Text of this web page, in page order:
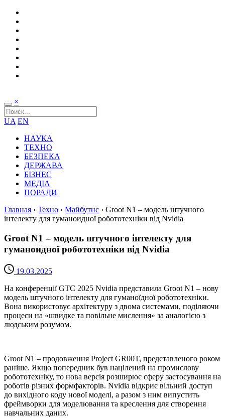
×
UA EN
НАУКА
ТЕХНО
БЕЗПЕКА
ДЕРЖАВА
БІЗНЕС
МЕДІА
ПОРАДИ
Главная › Техно › Майбутнє › Groot N1 – модель штучного
інтелекту для гуманоидної робототехніки від Nvidia
Groot N1 – модель штучного інтелекту для
гуманоидної робототехніки від Nvidia
19.03.2025
На конференції GTC 2025 Nvidia представила Groot N1 – нову
модель штучного інтелекту для гуманоїдної робототехніки.
Вона використовує архітектуру з двома системами, поділяючи
процеси на «швидке та повільне мислення» за аналогією з
людським розумом.
Groot N1 – продовження Project GR00T, представленого роком
раніше. Якщо попередник був націлений на промислову
робототехніку, то нова версія розширює сферу застосування на
роботів різних формфакторів. Nvidia відкриє вільний доступ
до вихідного коду нової моделі, а разом з ним випустить
фреймворки для моделювання та креслення для створення
навчальних даних.